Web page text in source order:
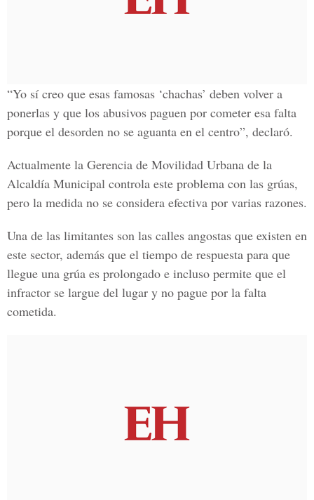
“Yo sí creo que esas famosas ‘chachas’ deben volver a
ponerlas y que los abusivos paguen por cometer esa falta
porque el desorden no se aguanta en el centro”, declaró.
Actualmente la Gerencia de Movilidad Urbana de la
Alcaldía Municipal controla este problema con las grúas,
pero la medida no se considera efectiva por varias razones.
Una de las limitantes son las calles angostas que existen en
este sector, además que el tiempo de respuesta para que
llegue una grúa es prolongado e incluso permite que el
infractor se largue del lugar y no pague por la falta
cometida.